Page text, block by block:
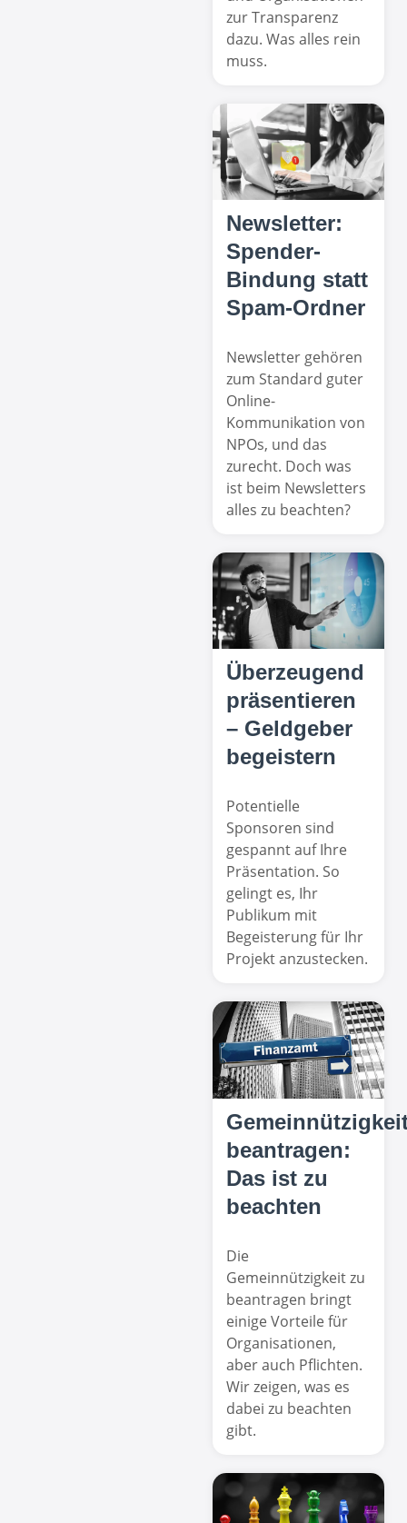
zur Transparenz
dazu. Was alles rein
muss.
Newsletter:
Spender-
Bindung statt
Spam-Ordner
Newsletter gehören
zum Standard guter
Online-
Kommunikation von
NPOs, und das
zurecht. Doch was
ist beim Newsletters
alles zu beachten?
Überzeugend
präsentieren
– Geldgeber
begeistern
Potentielle
Sponsoren sind
gespannt auf Ihre
Präsentation. So
gelingt es, Ihr
Publikum mit
Begeisterung für Ihr
Projekt anzustecken.
beantragen:
Das ist zu
beachten
Die
Gemeinnützigkeit zu
beantragen bringt
einige Vorteile für
Organisationen,
aber auch Pflichten.
Wir zeigen, was es
dabei zu beachten
gibt.